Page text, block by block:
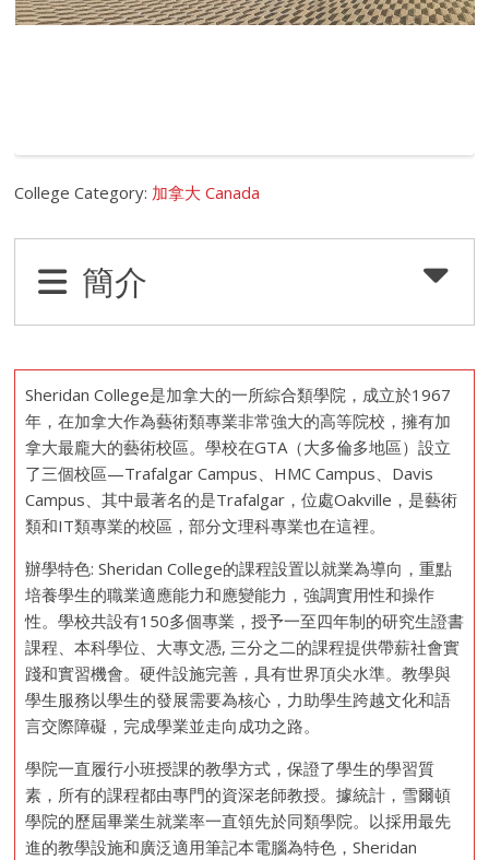
College Category: 加拿大 Canada
簡介
Sheridan College是加拿大的一所綜合類學院，成立於1967
年，在加拿大作為藝術類專業非常強大的高等院校，擁有加
拿大最龐大的藝術校區。學校在GTA（大多倫多地區）設立
了三個校區—Trafalgar Campus、HMC Campus、Davis
Campus、其中最著名的是Trafalgar，位處Oakville，是藝術
類和IT類專業的校區，部分文理科專業也在這裡。
辦學特色: Sheridan College的課程設置以就業為導向，重點
培養學生的職業適應能力和應變能力，強調實用性和操作
性。學校共設有150多個專業，授予一至四年制的研究生證書
課程、本科學位、大專文憑, 三分之二的課程提供帶薪社會實
踐和實習機會。硬件設施完善，具有世界頂尖水準。教學與
學生服務以學生的發展需要為核心，力助學生跨越文化和語
言交際障礙，完成學業並走向成功之路。
學院一直履行小班授課的教學方式，保證了學生的學習質
素，所有的課程都由專門的資深老師教授。據統計，雪爾頓
學院的歷屆畢業生就業率一直領先於同類學院。以採用最先
進的教學設施和廣泛適用筆記本電腦為特色，Sheridan